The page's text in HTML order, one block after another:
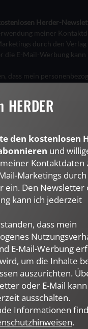
Herder-
meiner
durch den
die E-Mail-Werbung kann
dass mein
Newsletter und E-Mail-
Über einen Link in
.
Impressum
HERDER
den kostenlosen
und
Kontaktdaten
Marketings
ein. Den Newsletter
kann ich jederzeit
dass mein
E-Mail-Werbung
um die Inhalte
auszurichten.
oder E-Mail
ausschalten.
Informationen
.